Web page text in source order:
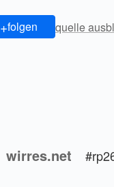
+folgen quelle
wirres.net